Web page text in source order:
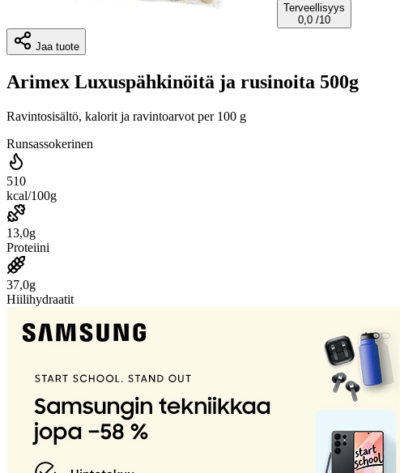
Terveellisyys
0,0 /10
Jaa tuote
Arimex Luxuspähkinöitä ja rusinoita 500g
Ravintosisältö, kalorit ja ravintoarvot per 100 g
Runsassokerinen
510
kcal/100g
13,0g
Proteiini
37,0g
Hiilihydraatit